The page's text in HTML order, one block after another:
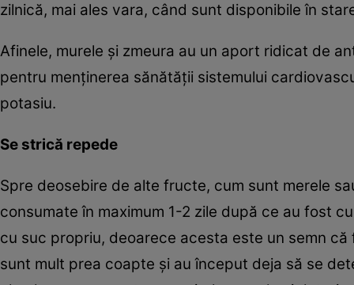
zilnică, mai ales vara, când sunt disponibile în
Afinele, murele şi zmeura au un aport ridicat de
pentru menţinerea sănătăţii sistemului
potasiu.
Se strică repede
Spre deosebire de alte fructe, cum sunt merele
consumate în maximum 1-2 zile după ce au fost
cu suc propriu, deoarece acesta este un semn
sunt mult prea coapte şi au început deja să se